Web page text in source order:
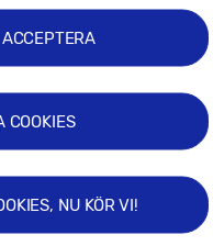
COOKIES
NU KÖR VI!